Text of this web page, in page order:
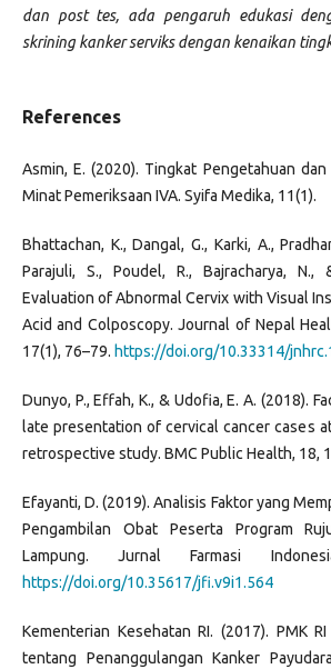
dan post tes, ada pengaruh edukasi
skrining kanker serviks dengan kenaikan
References
Asmin, E. (2020). Tingkat Pengetahuan dan
Minat Pemeriksaan IVA. Syifa Medika, 11(1).
Bhattachan, K., Dangal, G., Karki, A.,
Parajuli, S., Poudel, R., Bajracharya, N.,
Evaluation of Abnormal Cervix with Visual
Acid and Colposcopy. Journal of Nepal
17(1), 76–79. https://doi.org/10.33314/
Dunyo, P., Effah, K., & Udofia, E. A. (2018).
late presentation of cervical cancer cases
retrospective study. BMC Public Health, 18,
Efayanti, D. (2019). Analisis Faktor yang
Pengambilan Obat Peserta Program
Lampung. Jurnal Farmasi
https://doi.org/10.35617/jfi.v9i1.564
Kementerian Kesehatan RI. (2017). PMK
tentang Penanggulangan Kanker